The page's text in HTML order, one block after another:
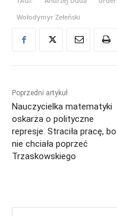
Wołodymyr Zełeński
Poprzedni artykuł
Nauczycielka matematyki
oskarża o polityczne
represje. Straciła pracę, bo
nie chciała poprzeć
Trzaskowskiego